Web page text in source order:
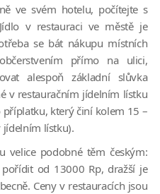
ve svém hotelu, počítejte s
v restauraci ve městě je
se bát nákupu místních
přímo na ulici,
alespoň základní slůvka
v restauračním jídelním lístku
příplatku, který činí kolem 15 –
jídelním lístku).
velice podobné těm českým:
od 13000 Rp, dražší je
Ceny v restauracích jsou